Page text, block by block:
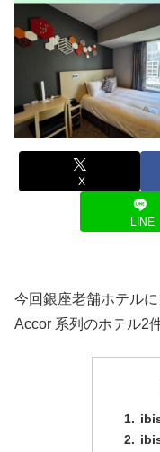
X
LINE
今回銀座老舗ホテル
Accor 系列のホテル2